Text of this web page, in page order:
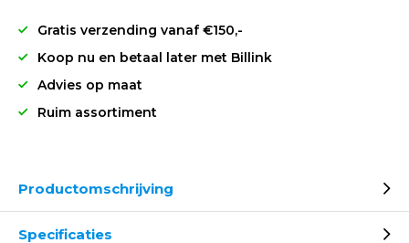
Gratis verzending vanaf €150,-
Koop nu en betaal later met Billink
Advies op maat
Ruim assortiment
Productomschrijving
Specificaties